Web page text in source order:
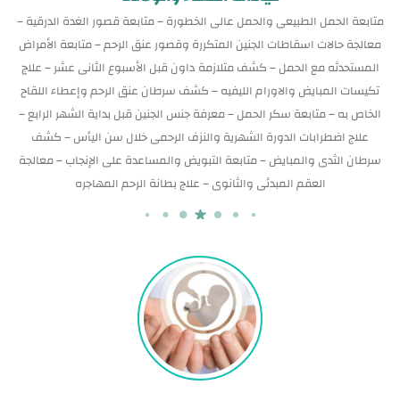
متابعة الحمل الطبيعى والحمل عالى الخطورة – متابعة قصور الغدة الدرقية –
معالجة حالات اسقاطات الجنين المتكررة وقصور عنق الرحم – متابعة الأمراض
المستحدثه مع الحمل – كشف متلازمة داون قبل الأسبوع الثانى عشر – علاج
تكيسات المبايض والاورام الليفيه – كشف سرطان عنق الرحم وإعطاء اللقاح
الخاص به – متابعة سكر الحمل – معرفة جنس الجنين قبل بداية الشهر الرابع –
علاج اضطرابات الدورة الشهرية والنزف الرحمى خلال سن اليأس – كشف
سرطان الثدى والمبايض – متابعة التبويض والمساعدة على الإنجاب – معالجة
العقم المبدئى والثانوى – علاج بطانة الرحم المهاجره